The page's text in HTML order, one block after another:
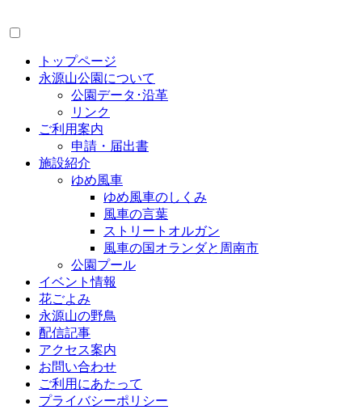
トップページ
永源山公園について
公園データ･沿革
リンク
ご利用案内
申請・届出書
施設紹介
ゆめ風車
ゆめ風車のしくみ
風車の言葉
ストリートオルガン
風車の国オランダと周南市
公園プール
イベント情報
花ごよみ
永源山の野鳥
配信記事
アクセス案内
お問い合わせ
ご利用にあたって
プライバシーポリシー